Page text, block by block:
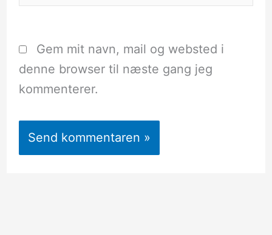
Gem mit navn, mail og websted i
denne browser til næste gang jeg
kommenterer.